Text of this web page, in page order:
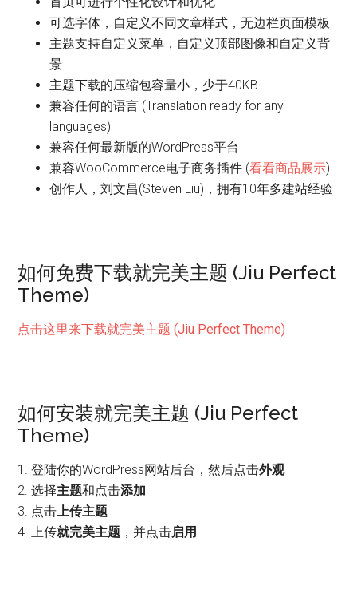
可选字体，自定义不同文章样式，无边栏页面模板
主题支持自定义菜单，自定义顶部图像和自定义背
景
主题下载的压缩包容量小，少于40KB
兼容任何的语言 (Translation ready for any
languages)
兼容任何最新版的WordPress平台
兼容WooCommerce电子商务插件 (看看商品展示)
创作人，刘文昌(Steven Liu)，拥有10年多建站经验
如何免费下载就完美主题 (Jiu Perfect
Theme)
点击这里来下载就完美主题 (Jiu Perfect Theme)
如何安装就完美主题 (Jiu Perfect
Theme)
1. 登陆你的WordPress网站后台，然后点击外观
2. 选择主题和点击添加
3. 点击上传主题
4. 上传就完美主题 ，并点击启用